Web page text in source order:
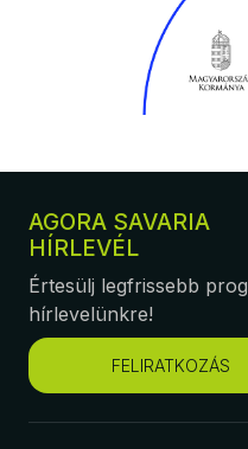
AGORA SAVARIA
HÍRLEVÉL
Értesülj legfrissebb
hírlevelünkre!
FELIRATKOZÁS